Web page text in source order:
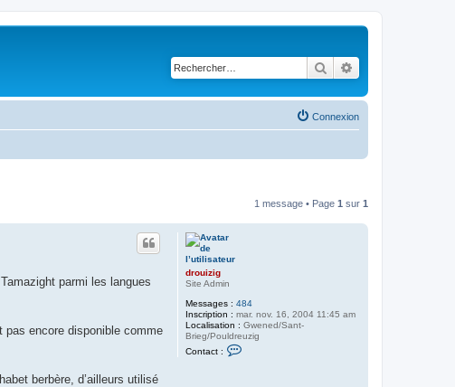
Rechercher
Connexion
1 message • Page 1 sur 1
drouizig
Site Admin
Messages : 484
Inscription : mar. nov. 16, 2004 11:45 am
Localisation : Gwened/Sant-
Brieg/Pouldreuzig
Contact :
parmi les langues
pas encore disponible comme
berbère, d’ailleurs utilisé